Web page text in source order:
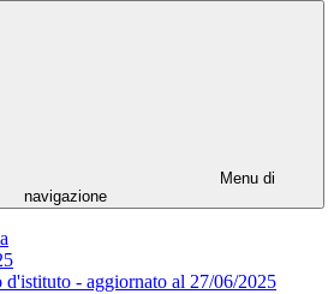
Menu di
navigazione
d'istituto - aggiornato al 27/06/2025